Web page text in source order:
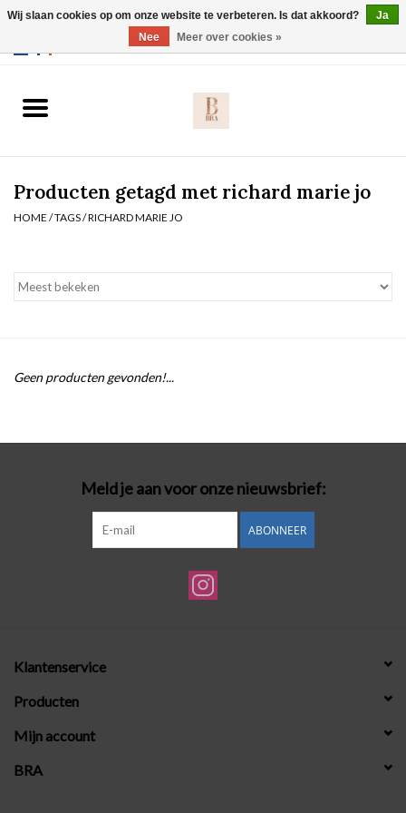
Slip
Nachtmode
Badmode
Lingerie-accessoires
Cadeaubonnen
Producten getagd met richard marie jo
HOME /TAGS/RICHARD MARIE JO
Geen producten gevonden!...
Meld je aan voor onze nieuwsbrief:
ABONNEER
Klantenservice
Producten
Mijn account
BRA
Wij slaan cookies op om onze website te verbeteren. Is dat akkoord?
Ja
Nee
Meer over cookies »
Webshop werkt met EU maten. .